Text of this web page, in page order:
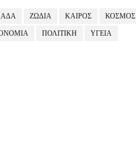
ΖΩΔΙΑ ΚΑΙΡΟΣ ΚΟΣΜΟΣ
ΠΟΛΙΤΙΚΗ ΥΓΕΙΑ